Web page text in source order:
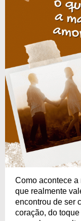
Como acontece
que realmente
encontrou de ser
coração, do